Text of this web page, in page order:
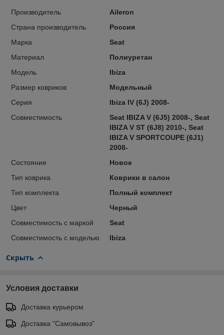
Производитель
Aileron
Страна производитель
Россия
Марка
Seat
Материал
Полиуретан
Модель
Ibiza
Размер ковриков
Модельный
Серия
Ibiza IV (6J) 2008-
Совместимость
Seat IBIZA V (6J5) 2008-, Seat
IBIZA V ST (6J8) 2010-, Seat
IBIZA V SPORTCOUPE (6J1)
2008-
Состояние
Новое
Тип коврика
Коврики в салон
Тип комплекта
Полный комплект
Цвет
Черный
Совместимость с маркой
Seat
Совместимость с моделью
Ibiza
Скрыть
Условия доставки
Доставка курьером
Доставка "Самовывоз"